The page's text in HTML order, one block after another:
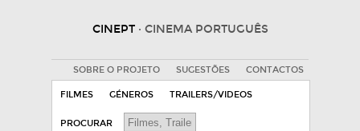
CINEPT · CINEMA PORTUGUÊS
SOBRE O PROJETO SUGESTÕES CONTACTOS
FILMES GÉNEROS TRAILERS/VIDEOS
PROCURAR